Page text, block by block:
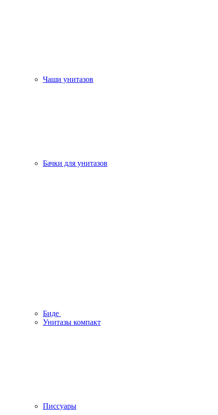
Чаши унитазов
Бачки для унитазов
Биде
Унитазы компакт
Писсуары